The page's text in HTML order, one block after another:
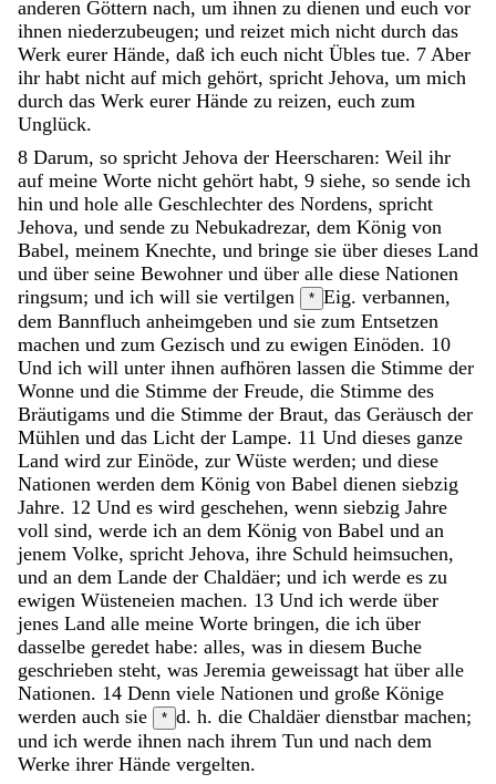
anderen Göttern nach, um ihnen zu dienen und euch vor
ihnen niederzubeugen; und reizet mich nicht durch das
Werk eurer Hände, daß ich euch nicht Übles tue. 7 Aber
ihr habt nicht auf mich gehört, spricht Jehova, um mich
durch das Werk eurer Hände zu reizen, euch zum
Unglück.
8 Darum, so spricht Jehova der Heerscharen: Weil ihr
auf meine Worte nicht gehört habt, 9 siehe, so sende ich
hin und hole alle Geschlechter des Nordens, spricht
Jehova, und sende zu Nebukadrezar, dem König von
Babel, meinem Knechte, und bringe sie über dieses Land
und über seine Bewohner und über alle diese Nationen
ringsum; und ich will sie vertilgen * Eig. verbannen,
dem Bannfluch anheimgeben und sie zum Entsetzen
machen und zum Gezisch und zu ewigen Einöden. 10
Und ich will unter ihnen aufhören lassen die Stimme der
Wonne und die Stimme der Freude, die Stimme des
Bräutigams und die Stimme der Braut, das Geräusch der
Mühlen und das Licht der Lampe. 11 Und dieses ganze
Land wird zur Einöde, zur Wüste werden; und diese
Nationen werden dem König von Babel dienen siebzig
Jahre. 12 Und es wird geschehen, wenn siebzig Jahre
voll sind, werde ich an dem König von Babel und an
jenem Volke, spricht Jehova, ihre Schuld heimsuchen,
und an dem Lande der Chaldäer; und ich werde es zu
ewigen Wüsteneien machen. 13 Und ich werde über
jenes Land alle meine Worte bringen, die ich über
dasselbe geredet habe: alles, was in diesem Buche
geschrieben steht, was Jeremia geweissagt hat über alle
Nationen. 14 Denn viele Nationen und große Könige
werden auch sie * d. h. die Chaldäer dienstbar machen;
und ich werde ihnen nach ihrem Tun und nach dem
Werke ihrer Hände vergelten.